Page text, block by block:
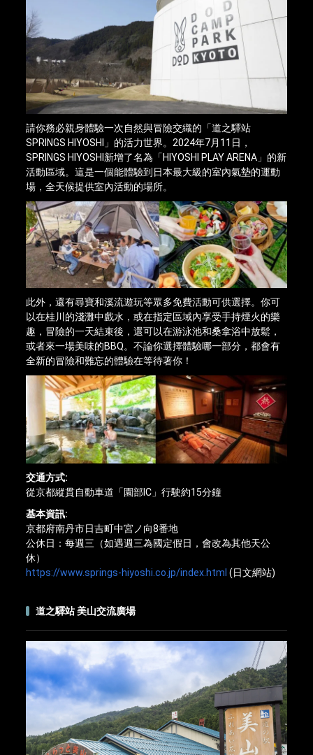
請你務必親身體驗一次自然與冒險交織的「道之驛站
SPRINGS HIYOSHI」的活力世界。2024年7月11日，
SPRINGS HIYOSHI新增了名為「HIYOSHI PLAY ARENA」的新
活動區域。這是一個能體驗到日本最大級的室內氣墊的運動
場，全天候提供室內活動的場所。
此外，還有尋寶和溪流遊玩等眾多免費活動可供選擇。你可
以在桂川的淺灘中戲水，或在指定區域內享受手持煙火的樂
趣，冒險的一天結束後，還可以在游泳池和桑拿浴中放鬆，
或者來一場美味的BBQ。不論你選擇體驗哪一部分，都會有
全新的冒險和難忘的體驗在等待著你！
交通方式:
從京都縱貫自動車道「園部IC」行駛約15分鐘
基本資訊:
京都府南丹市日吉町中宮ノ向8番地
公休日：每週三（如遇週三為國定假日，會改為其他天公
休）
https://www.springs-hiyoshi.co.jp/index.html (日文網站)
道之驛站 美山交流廣場